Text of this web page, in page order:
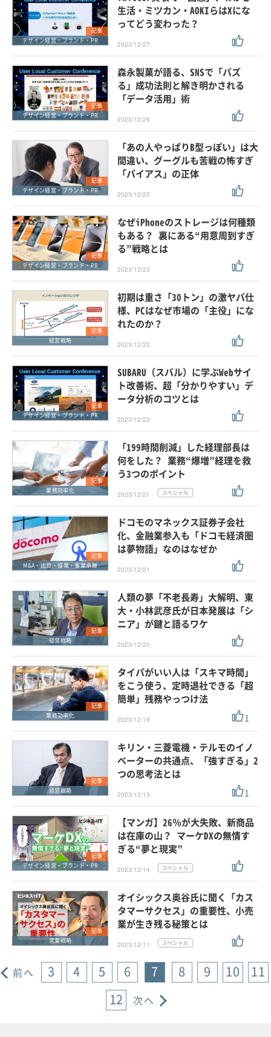
記事
デザイン経営・ブランド・PR
生活・ミツカン・AOKIらはXにな
ってどう変わった？
2023/12/27
記事
デザイン経営・ブランド・PR
森永製菓が語る、SNSで「バズ
る」成功法則と解き明かされる
「データ活用」術
2023/12/26
記事
デザイン経営・ブランド・PR
「あの人やっぱりB型っぽい」は大
間違い、グーグルも苦戦の怖すぎ
「バイアス」の正体
2023/12/25
記事
デザイン経営・ブランド・PR
なぜiPhoneのストレージは何種類
もある？ 裏にある“用意周到すぎ
る”戦略とは
2023/12/23
記事
経営戦略
初期は重さ「30トン」の激ヤバ仕
様、PCはなぜ市場の「主役」にな
れたのか？
2023/12/22
記事
デザイン経営・ブランド・PR
SUBARU（スバル）に学ぶWebサイ
ト改善術、超「分かりやすい」デ
ータ分析のコツとは
2023/12/22
記事
業務効率化
「199時間削減」した経理部長は
何をした？ 業務“爆増”経理を救
う3つのポイント
2023/12/21
記事
M&A・出資・協業・事業承継
ドコモのマネックス証券子会社
化、金融業参入も「ドコモ経済圏
は夢物語」なのはなぜか
2023/12/21
記事
経営戦略
人類の夢「不老長寿」大解明、東
大・小林武彦氏が日本発展は「シ
ニア」が鍵と語るワケ
2023/12/20
記事
業務効率化
タイパがいい人は「スキマ時間」
をこう使う、定時退社できる「超
簡単」残務やっつけ法
2023/12/19 1
記事
経営戦略
キリン・三菱電機・テルモのイノ
ベーターの共通点、「強すぎる」2
つの思考法とは
2023/12/15 1
記事
デザイン経営・ブランド・PR
【マンガ】26％が大失敗、新商品
は在庫の山？ マーケDXの無情す
ぎる“夢と現実”
2023/12/14
記事
営業戦略
オイシックス奥谷氏に聞く「カス
タマーサクセス」の重要性、小売
業が生き残る秘策とは
2023/12/11
前へ 3 4 5 6 7 8 9 10
11
12
次へ